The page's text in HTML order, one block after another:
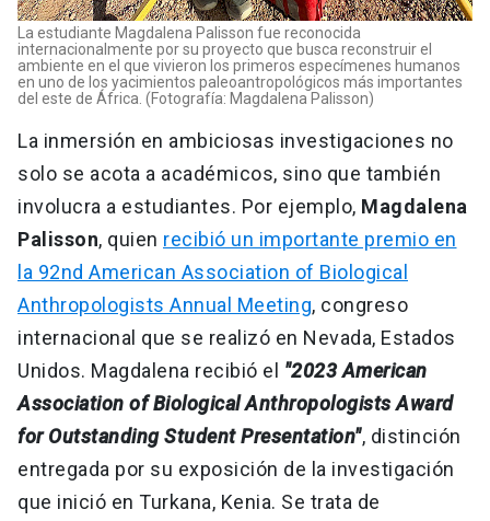
La estudiante Magdalena Palisson fue reconocida
internacionalmente por su proyecto que busca reconstruir el
ambiente en el que vivieron los primeros especímenes humanos
en uno de los yacimientos paleoantropológicos más importantes
del este de África. (Fotografía: Magdalena Palisson)
La inmersión en ambiciosas investigaciones no
solo se acota a académicos, sino que también
involucra a estudiantes. Por ejemplo, Magdalena
Palisson, quien recibió un importante premio en
la 92nd American Association of Biological
Anthropologists Annual Meeting, congreso
internacional que se realizó en Nevada, Estados
Unidos. Magdalena recibió el "2023 American
Association of Biological Anthropologists Award
for Outstanding Student Presentation", distinción
entregada por su exposición de la investigación
que inició en Turkana, Kenia. Se trata de